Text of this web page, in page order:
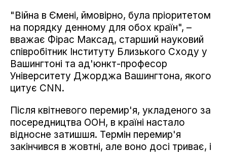
"Війна в Ємені, ймовірно, була пріоритетом
на порядку денному для обох країн", –
вважає Фірас Максад, старший науковий
співробітник Інституту Близького Сходу у
Вашингтоні та ад'юнкт-професор
Університету Джорджа Вашингтона, якого
цитує CNN.
Після квітневого перемир'я, укладеного за
посередництва ООН, в країні настало
відносне затишшя. Термін перемир'я
закінчився в жовтні, але воно досі триває, і